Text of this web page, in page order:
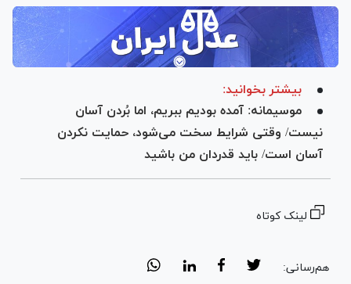
بیشتر بخوانید:
موسیمانه: آمده بودیم ببریم، اما بُردن آسان
نیست/ وقتی شرایط سخت می‌شود، حمایت نکردن
آسان است/ باید قدردان من باشید
لینک کوتاه
هم‌رسانی: